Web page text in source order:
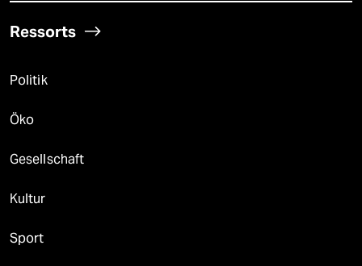
Ressorts
Politik
Öko
Gesellschaft
Kultur
Sport